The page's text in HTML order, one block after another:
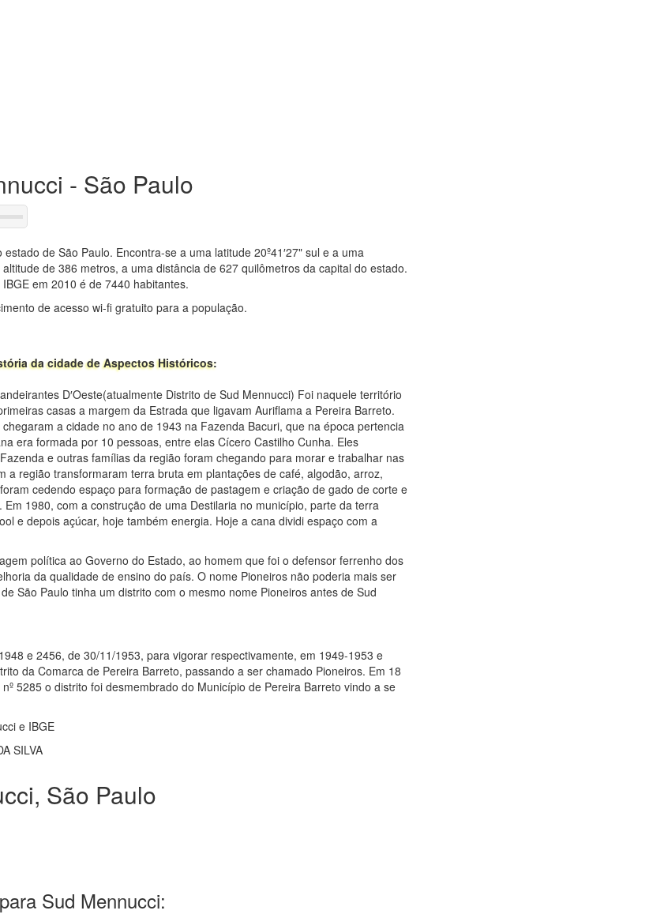
- São Paulo
de São Paulo. Encontra-se a uma latitude 20º41′27" sul e a uma
de 386 metros, a uma distância de 627 quilômetros da capital do estado.
em 2010 é de 7440 habitantes.
de acesso wi-fi gratuito para a população.
da cidade de Aspectos Históricos:
D′Oeste(atualmente Distrito de Sud Mennucci) Foi naquele território
casas a margem da Estrada que ligavam Auriflama a Pereira Barreto.
a cidade no ano de 1943 na Fazenda Bacuri, que na época pertencia
era formada por 10 pessoas, entre elas Cícero Castilho Cunha. Eles
e outras famílias da região foram chegando para morar e trabalhar nas
a região transformaram terra bruta em plantações de café, algodão, arroz,
cedendo espaço para formação de pastagem e criação de gado de corte e
1980, com a construção de uma Destilaria no município, parte da terra
e depois açúcar, hoje também energia. Hoje a cana dividi espaço com a
política ao Governo do Estado, ao homem que foi o defensor ferrenho dos
da qualidade de ensino do país. O nome Pioneiros não poderia mais ser
São Paulo tinha um distrito com o mesmo nome Pioneiros antes de Sud
e 2456, de 30/11/1953, para vigorar respectivamente, em 1949-1953 e
da Comarca de Pereira Barreto, passando a ser chamado Pioneiros. Em 18
5285 o distrito foi desmembrado do Município de Pereira Barreto vindo a se
e IBGE
SILVA
São Paulo
Sud Mennucci: